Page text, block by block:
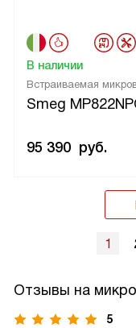
Встраиваемая
Smeg
В наличии
95 390 руб.
1
Отзывы на
5